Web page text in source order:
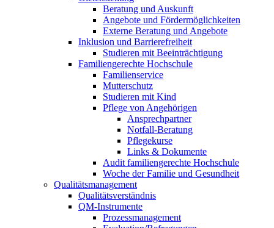
Beratung und Auskunft
Angebote und Fördermöglichkeiten
Externe Beratung und Angebote
Inklusion und Barrierefreiheit
Studieren mit Beeinträchtigung
Familiengerechte Hochschule
Familienservice
Mutterschutz
Studieren mit Kind
Pflege von Angehörigen
Ansprechpartner
Notfall-Beratung
Pflegekurse
Links & Dokumente
Audit familiengerechte Hochschule
Woche der Familie und Gesundheit
Qualitätsmanagement
Qualitätsverständnis
QM-Instrumente
Prozessmanagement